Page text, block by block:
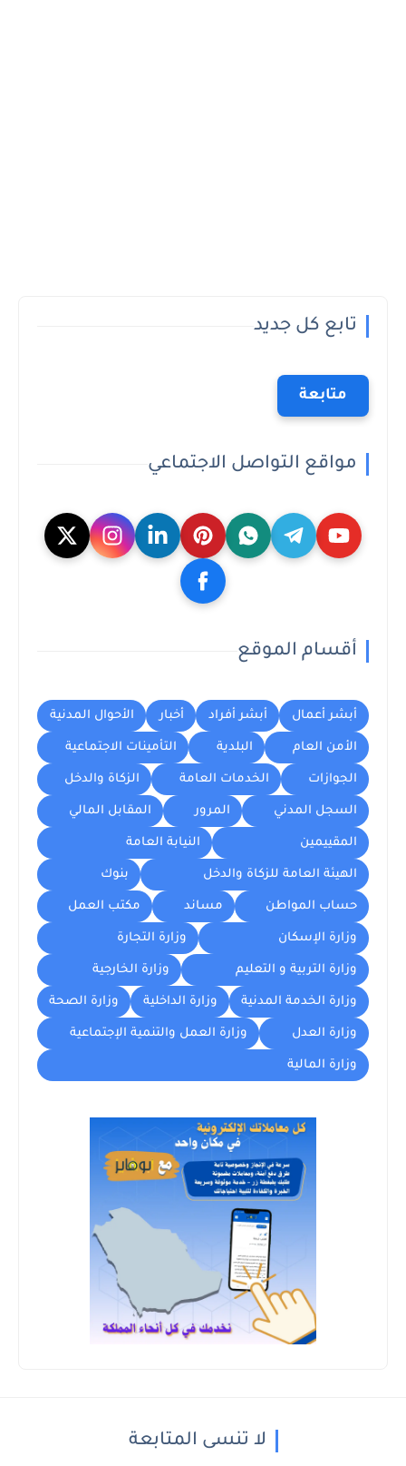
تابع كل جديد
متابعة
مواقع التواصل الاجتماعي
أقسام الموقع
أبشر أعمال أبشر أفراد أخبار الأحوال المدنية
الأمن العام البلدية التأمينات الاجتماعية
الجوازات الخدمات العامة الزكاة والدخل
السجل المدني المرور المقابل المالي
المقييمين النيابة العامة
الهيئة العامة للزكاة والدخل بنوك
حساب المواطن مساند مكتب العمل
وزارة الإسكان وزارة التجارة
وزارة التربية و التعليم وزارة الخارجية
وزارة الخدمة المدنية وزارة الداخلية وزارة الصحة
وزارة العدل وزارة العمل والتنمية الإجتماعية
وزارة المالية
لا تنسى المتابعة